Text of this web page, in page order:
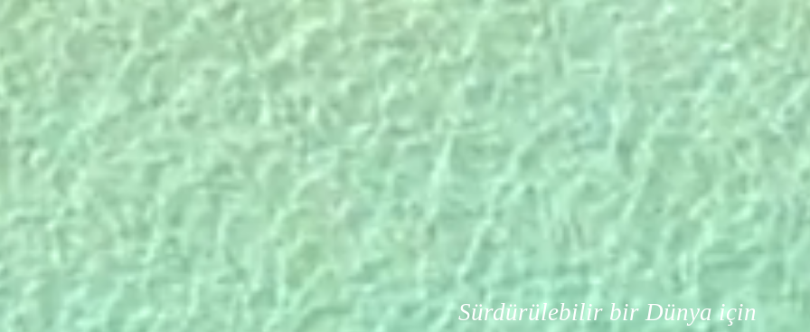
Sürdürülebilir bir Dünya için